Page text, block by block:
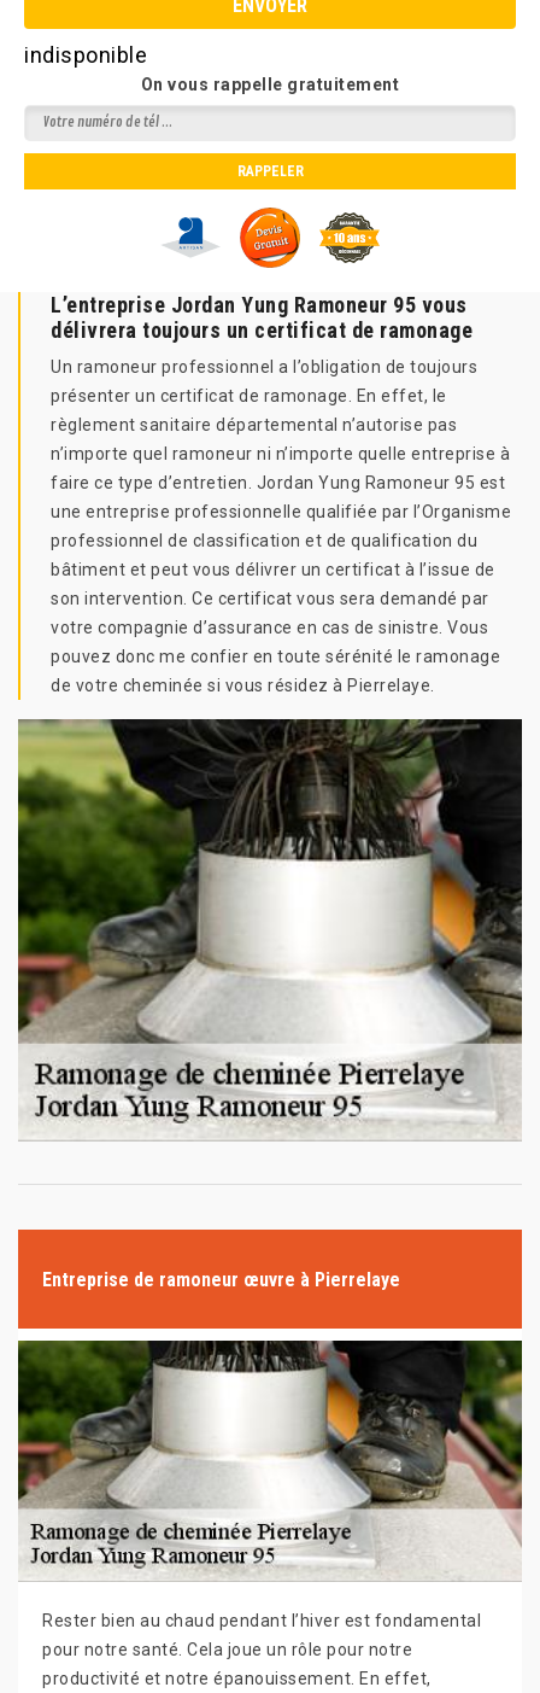
indisponible
On vous rappelle gratuitement
L’entreprise Jordan Yung Ramoneur 95 vous
délivrera toujours un certificat de ramonage
Un ramoneur professionnel a l’obligation de toujours
présenter un certificat de ramonage. En effet, le
règlement sanitaire départemental n’autorise pas
n’importe quel ramoneur ni n’importe quelle entreprise à
faire ce type d’entretien. Jordan Yung Ramoneur 95 est
une entreprise professionnelle qualifiée par l’Organisme
professionnel de classification et de qualification du
bâtiment et peut vous délivrer un certificat à l’issue de
son intervention. Ce certificat vous sera demandé par
votre compagnie d’assurance en cas de sinistre. Vous
pouvez donc me confier en toute sérénité le ramonage
de votre cheminée si vous résidez à Pierrelaye.
Entreprise de ramoneur œuvre à Pierrelaye
Rester bien au chaud pendant l’hiver est fondamental
pour notre santé. Cela joue un rôle pour notre
productivité et notre épanouissement. En effet,